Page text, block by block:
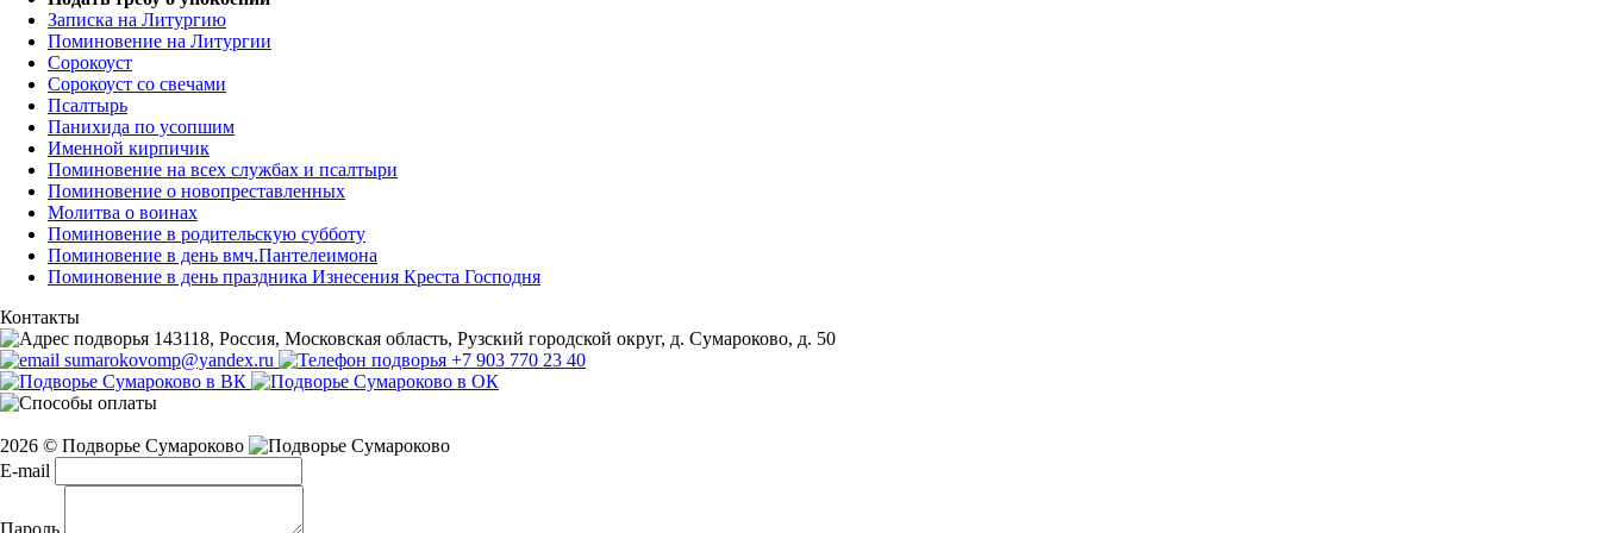
Записка на Литургию
Поминовение на Литургии
Сорокоуст
Сорокоуст со свечами
Псалтырь
Панихида по усопшим
Именной кирпичик
Поминовение на всех службах и псалтыри
Поминовение о новопреставленных
Молитва о воинах
Поминовение в родительскую субботу
Поминовение в день вмч.Пантелеимона
Поминовение в день праздника Изнесения Креста Господня
Контакты
143118, Россия, Московская область, Рузский городской округ, д. Сумароково, д. 50
sumarokovomp@yandex.ru
+7 903 770 23 40
2026 © Подворье Сумароково
E-mail